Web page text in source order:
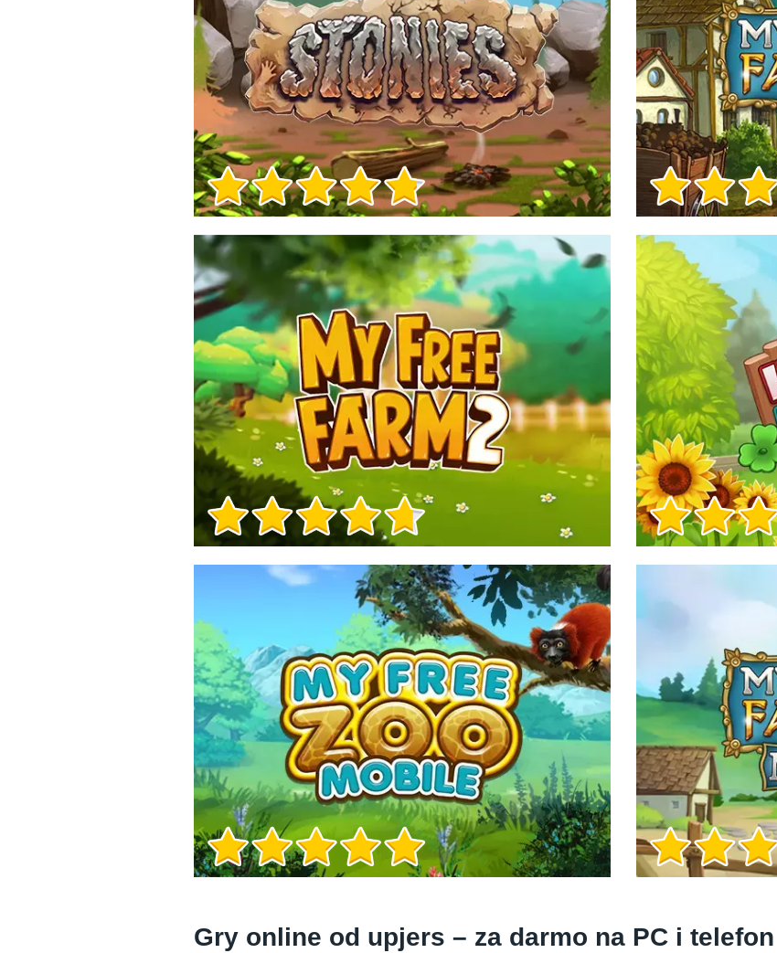
Informacje o grze
Informacje o grze
Informacje o grze
Informacje o grze
Informacje o grze Informacje o grze
Gry online od upjers – za darmo na PC i telefon